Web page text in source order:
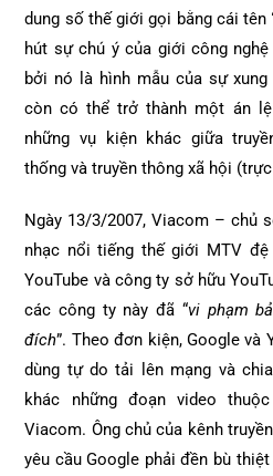
dung số thế giới gọi bằng cái tên
hút sự chú ý của giới công
bởi nó là hình mẫu của sự
còn có thể trở thành một án
những vụ kiện khác giữa
thống và truyền thông xã hội
Ngày 13/3/2007, Viacom – chủ
nhạc nổi tiếng thế giới MTV
YouTube và công ty sở hữu
các công ty này đã “vi phạm
đích”. Theo đơn kiện, Google và
dùng tự do tải lên mạng và
khác những đoạn video
Viacom. Ông chủ của kênh
yêu cầu Google phải đền bù